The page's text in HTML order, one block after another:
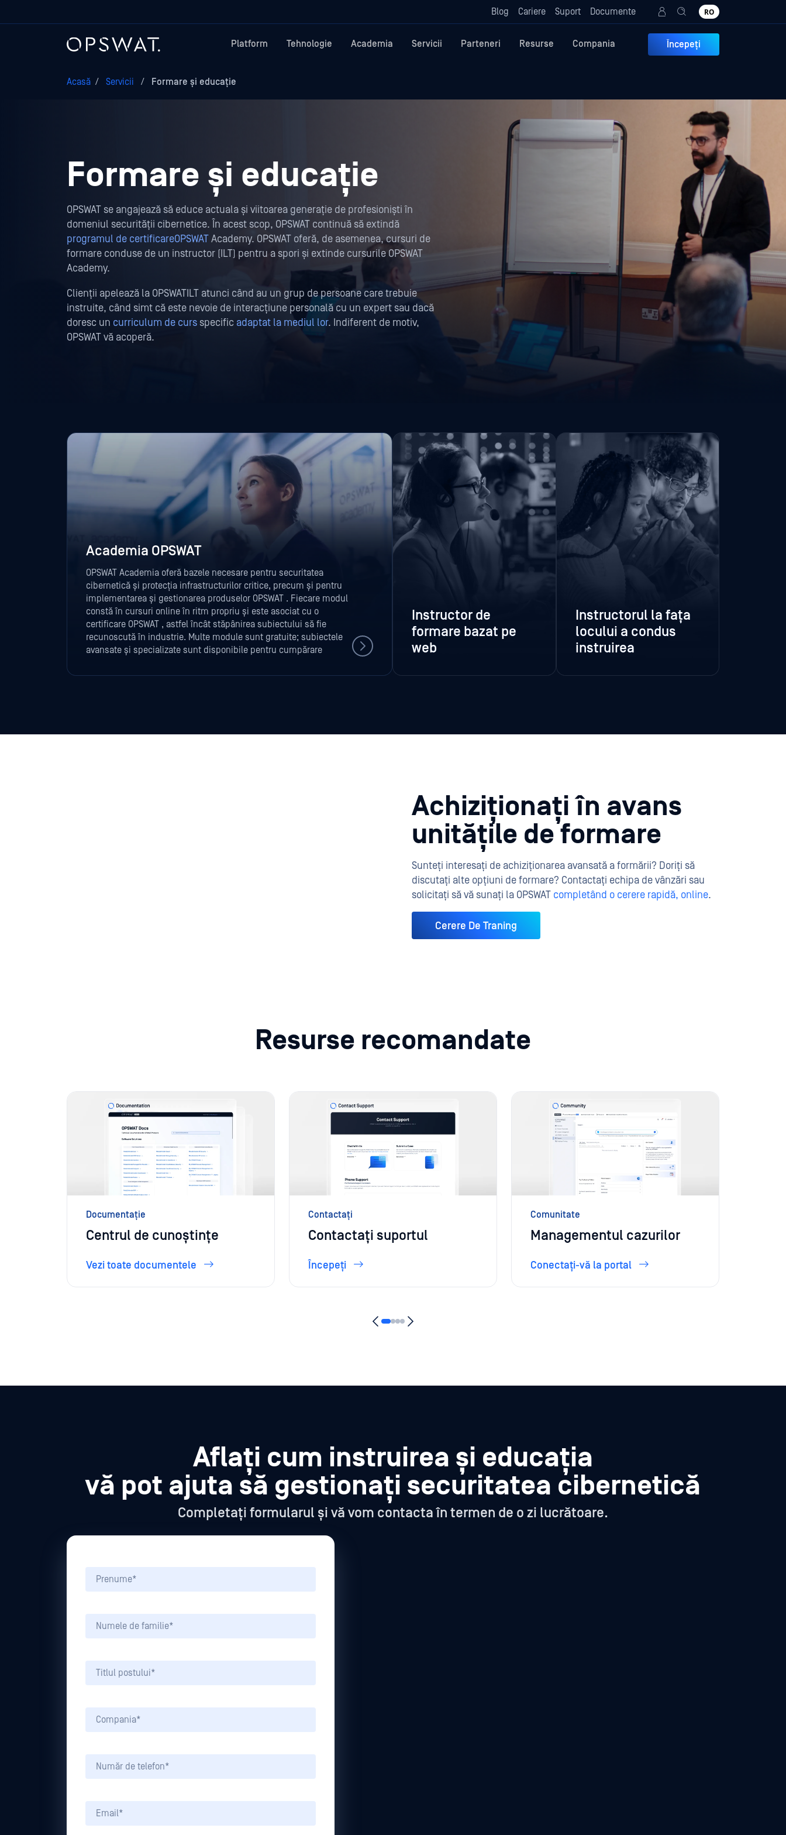
Blog Cariere Suport Documente RO
Platform Tehnologie Academia Servicii Parteneri Resurse Compania Începeți
Acasă / Servicii / Formare și educație
Formare și educație
OPSWAT se angajează să educe actuala și viitoarea generație de profesioniști în
domeniul securității cibernetice. În acest scop, OPSWAT continuă să extindă
programul de certificareOPSWATAcademy. OPSWAT oferă, de asemenea, cursuri de
formare conduse de un instructor (ILT) pentru a spori și extinde cursurile OPSWAT
Academy.
Clienții apelează la OPSWATILT atunci când au un grup de persoane care trebuie
instruite, când simt că este nevoie de interacțiune personală cu un expert sau dacă
doresc un curriculum de curs specific adaptat la mediul lor. Indiferent de motiv,
OPSWAT vă acoperă.
Academia OPSWAT
OPSWAT Academia oferă bazele necesare pentru securitatea
cibernetică și protecția infrastructurilor critice, precum și pentru
implementarea și gestionarea produselor OPSWAT . Fiecare modul
constă în cursuri online în ritm propriu și este asociat cu o
certificare OPSWAT , astfel încât stăpânirea subiectului să fie
recunoscută în industrie. Multe module sunt gratuite; subiectele
avansate și specializate sunt disponibile pentru cumpărare
Instructor de
formare bazat pe
web
Instructorul la fața
locului a condus
instruirea
Achiziționați în avans
unitățile de formare
Sunteți interesați de achiziționarea avansată a formării? Doriți să
discutați alte opțiuni de formare? Contactați echipa de vânzări sau
solicitați să vă sunați la OPSWAT completând o cerere rapidă, online.
Cerere De Traning
Resurse recomandate
Documentație
Centrul de cunoștințe
Vezi toate documentele
Contactați
Contactați suportul
Începeți
Comunitate
Managementul cazurilor
Conectați-vă la portal
Aflați cum instruirea și educația
vă pot ajuta să gestionați securitatea cibernetică
Completați formularul și vă vom contacta în termen de o zi lucrătoare.